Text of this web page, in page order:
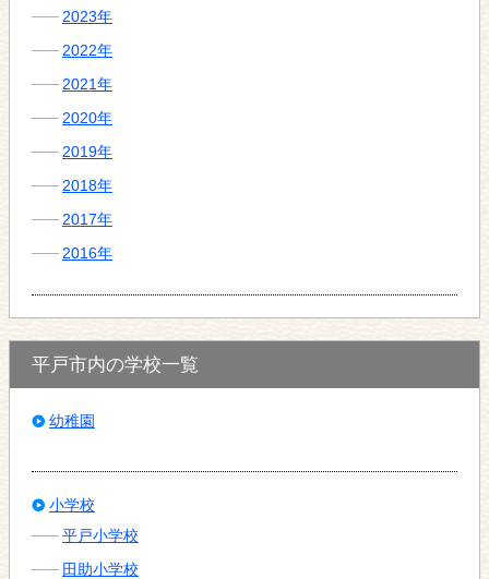
2023年
2022年
2021年
2020年
2019年
2018年
2017年
2016年
平戸市内の学校一覧
幼稚園
小学校
平戸小学校
田助小学校